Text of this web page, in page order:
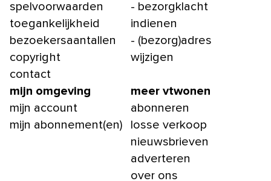
spelvoorwaarden
toegankelijkheid
bezoekersaantallen
copyright
contact
- bezorgklacht
indienen
- (bezorg)adres
wijzigen
mijn omgeving
mijn account
mijn abonnement(en)
meer vtwonen
abonneren
losse verkoop
nieuwsbrieven
adverteren
over ons